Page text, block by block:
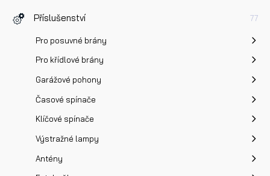
Příslušenství 77
Pro posuvné brány
Pro křídlové brány
Garážové pohony
Časové spínače
Klíčové spínače
Výstražné lampy
Antény
osobních údajů
zpracováním osobních údajů.
Odeslat